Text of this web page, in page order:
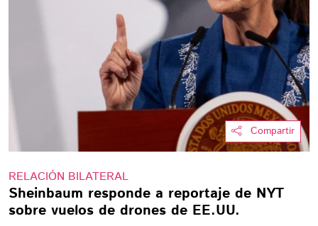
Compartir
RELACIÓN BILATERAL
Sheinbaum responde a reportaje de NYT
sobre vuelos de drones de EE.UU.